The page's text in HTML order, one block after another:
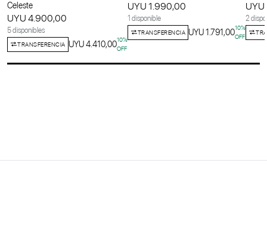
Celeste
UYU 4.900,00
5 disponibles
TRANSFERENCIA UYU 4.410,0010%
OFF
UYU 1.990,00
1 disponible
TRANSFERENCIA UYU 1.791,0010%
OFF
2